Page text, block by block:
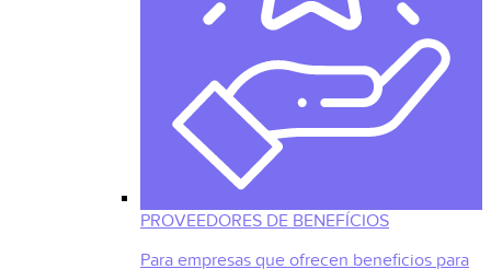
PROVEEDORES DE BENEFÍCIOS
Para empresas que ofrecen beneficios para